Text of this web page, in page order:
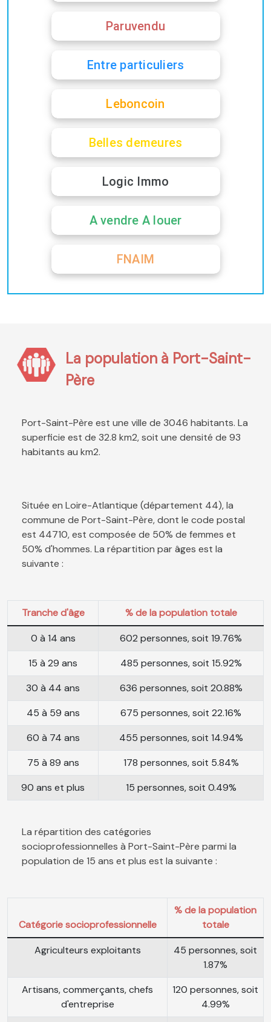
Paruvendu
Entre particuliers
Leboncoin
Belles demeures
Logic Immo
A vendre A louer
FNAIM
La population à Port-Saint-
Père
Port-Saint-Père est une ville de 3046 habitants. La
superficie est de 32.8 km2, soit une densité de 93
habitants au km2.
Située en Loire-Atlantique (département 44), la
commune de Port-Saint-Père, dont le code postal
est 44710, est composée de 50% de femmes et
50% d'hommes. La répartition par âges est la
suivante :
Tranche d'âge
% de la population totale
0 à 14 ans
602 personnes, soit 19.76%
15 à 29 ans
485 personnes, soit 15.92%
30 à 44 ans
636 personnes, soit 20.88%
45 à 59 ans
675 personnes, soit 22.16%
60 à 74 ans
455 personnes, soit 14.94%
75 à 89 ans
178 personnes, soit 5.84%
90 ans et plus
15 personnes, soit 0.49%
La répartition des catégories
socioprofessionnelles à Port-Saint-Père parmi la
population de 15 ans et plus est la suivante :
Catégorie socioprofessionnelle
% de la population
totale
Agriculteurs exploitants
45 personnes, soit
1.87%
Artisans, commerçants, chefs
d'entreprise
120 personnes, soit
4.99%